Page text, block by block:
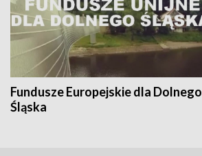
Fundusze Europejskie dla Dolnego
Śląska